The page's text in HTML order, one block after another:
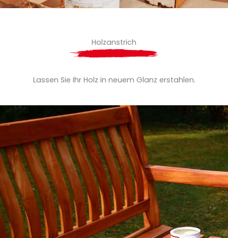
Holzanstrich
Lassen Sie Ihr Holz in neuem Glanz erstahlen.